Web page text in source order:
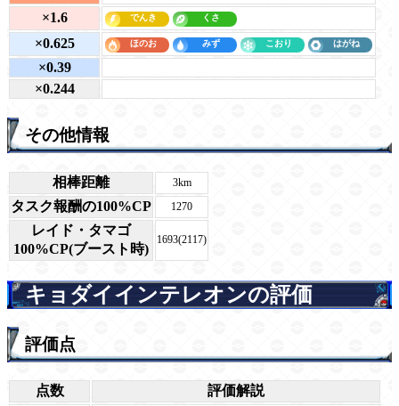
×1.6
×0.625
×0.39
×0.244
その他情報
相棒距離 3km
タスク報酬の100%CP 1270
レイド・タマゴ
100%CP(ブースト時)
1693(2117)
キョダイインテレオンの評価
評価点
点数 評価解説